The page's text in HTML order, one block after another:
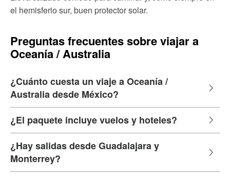
el hemisferio sur, buen protector solar.
Preguntas frecuentes sobre viajar a
Oceanía / Australia
¿Cuánto cuesta un viaje a Oceanía /
Australia desde México?
¿El paquete incluye vuelos y hoteles?
¿Hay salidas desde Guadalajara y
Monterrey?